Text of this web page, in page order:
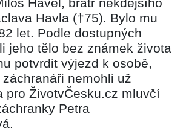
Havla (†75). Bylo mu
let. Podle dostupných
jeho tělo bez známek života
potvrdit výjezd k osobě,
nemohli už
pro ŽivotvČesku.cz mluvčí
Petra